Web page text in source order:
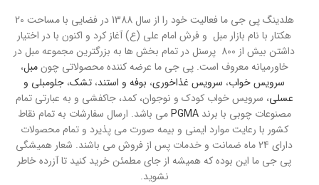
هلدینگ پی جی ما فعالیت خود را از سال 1388 در فضایی با مساحت 20
هکتار با نام بازار مبل و فرش امام علی (ع) آغاز کرد و اکنون با در اختیار
داشتن بیش از 800 پرسنل در تمام بخش ها به بزرگترین مجموعه مبل در
خاورمیانه معروف است. پی جی ما عرضه کننده محصولاتی چونمبل،
سرویس خواب، سرویس غذاخوری، بوفه و استند، تشک، جلومبلی و
عسلی، سرویس خواب کودک و نوجوان، کمد، جاکفشی و به عبارتی تمام
مصنوعات چوبی با برندPGMAمی باشد. ارسال سفارشات به تمام نقاط
کشور با رعایت موارد ایمنی و بیمه صورت می پذیرد و تمام محصولات
دارای 24 ماه ضمانت و خدمات پس از فروش می باشند. شعار همیشگی
پی جی ما این بوده که همیشه از جای مطمئن خرید کنید تا آزرده خاطر
نشوید.